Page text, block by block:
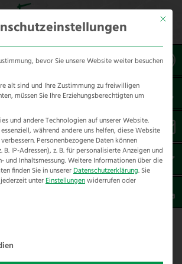
Besondere Bauteile
Berganker
wir verzinkte
mit dem unteren Teil in einen
eingebracht werden und im
dann einen Pfosten halten. Mit
Mit
bevor Sie unsere Website weiter besuchen
alt sind und Ihre Zustimmung zu freiwilligen
müssen Sie Ihre Erziehungsberechtigten um
und andere Technologien auf unserer Website.
während andere uns helfen, diese Website
Personenbezogene Daten können
IP-Adressen), z. B. für personalisierte Anzeigen und
und Inhaltsmessung.Weitere Informationen über die
finden Sie in unsererDatenschutzerklärung. Sie
unterEinstellungenwiderrufen oder
der Service-Gruppen, für die eine